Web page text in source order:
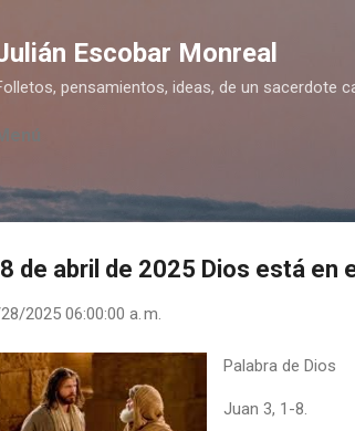
Escobar Monreal
pensamientos, ideas, de un sacerdote
de abril de 2025 Dios está en
2025 06:00:00 a. m.
Palabra de Dios
Juan 3, 1-8.